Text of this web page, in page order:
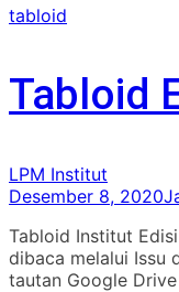
tabloid
Tabloid
LPM Institut
Desember 8, 2020
Tabloid Institut
dibaca melalui Issu
tautan Google